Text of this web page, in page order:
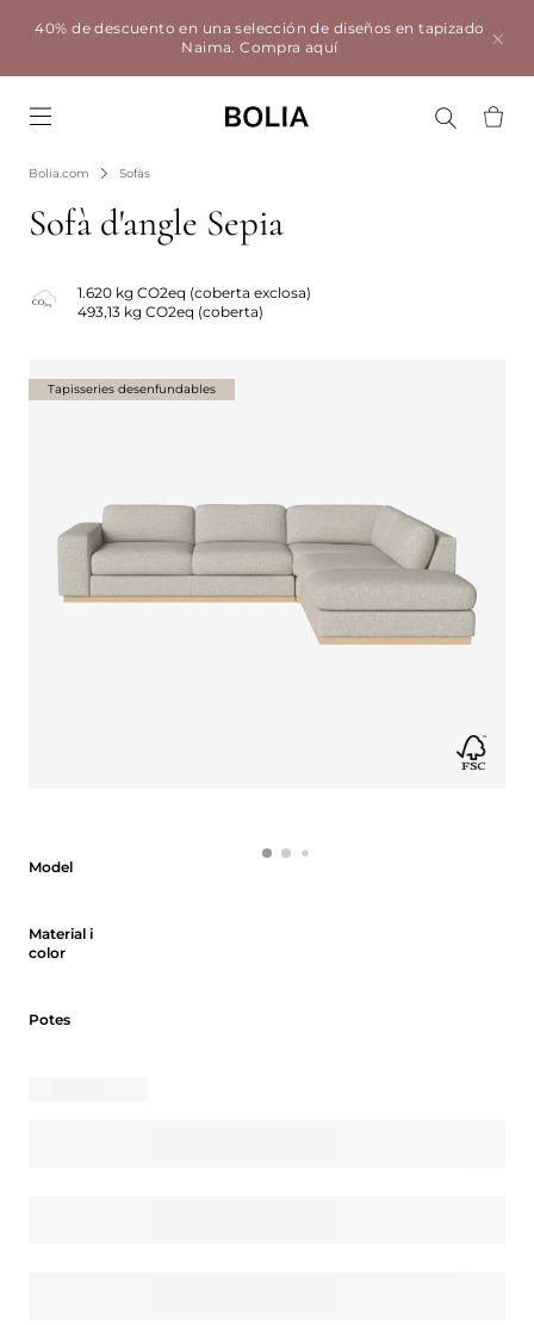
40% de descuento en una selección de diseños en tapizado
Naima.Compra aquí
Bolia.com Sofàs
Sofà d'angle Sepia
1.620 kg CO2eq (coberta exclosa)
493,13 kg CO2eq (coberta)
Model
Material i
color
Potes
Tapisseries desenfundables